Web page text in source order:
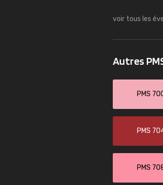
voir tous les
Autres
PMS
PMS
PMS